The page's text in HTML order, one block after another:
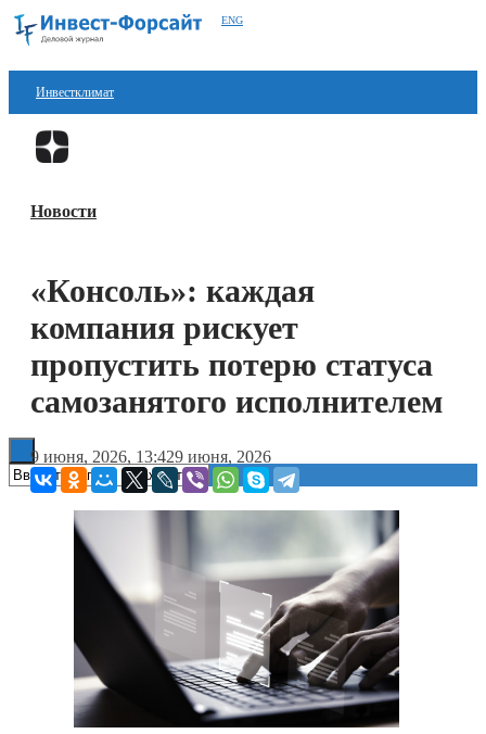
ENG
Инвестклимат
Финансы
Блокчейн
Книги
Новости
«Консоль»: каждая
компания рискует
пропустить потерю статуса
самозанятого исполнителем
9 июня, 2026, 13:429 июня, 2026